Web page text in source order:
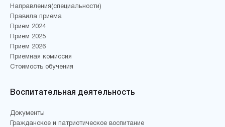
Направления(специальности)
Правила приема
Прием 2024
Прием 2025
Прием 2026
Приемная комиссия
Стоимость обучения
Воспитательная деятельность
Документы
Гражданское и патриотическое воспитание